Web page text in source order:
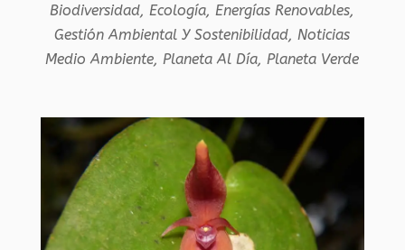
Biodiversidad,Ecología,Energías Renovables,
Gestión Ambiental Y Sostenibilidad,Noticias
Medio Ambiente,Planeta Al Día,Planeta Verde